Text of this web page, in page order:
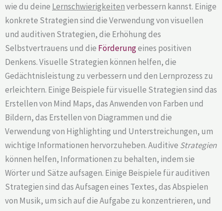
wie du deine Lernschwierigkeitenverbessern kannst. Einige
konkrete Strategien sind die Verwendung von visuellen
und auditiven Strategien, die Erhöhung des
Selbstvertrauens und die Förderungeines positiven
Denkens. Visuelle Strategien können helfen, die
Gedächtnisleistung zu verbessern und den Lernprozess zu
erleichtern. Einige Beispiele für visuelle Strategien sind das
Erstellen von Mind Maps, das Anwenden von Farben und
Bildern, das Erstellen von Diagrammen und die
Verwendung von Highlighting und Unterstreichungen, um
wichtige Informationen hervorzuheben. Auditive Strategien
können helfen, Informationen zu behalten, indem sie
Wörter und Sätze aufsagen. Einige Beispiele für auditiven
Strategien sind das Aufsagen eines Textes, das Abspielen
von Musik, um sich auf die Aufgabe zu konzentrieren, und